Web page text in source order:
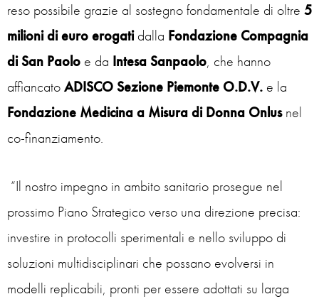
reso possibile grazie al sostegno fondamentale di oltre 5
milioni di euro erogatidalla Fondazione Compagnia
di San Paolo e da Intesa Sanpaolo, che hanno
affiancatoADISCOSezione Piemonte O.D.V. e la
Fondazione Medicina a Misura di Donna Onlusnel
co-finanziamento.
“Il nostro impegno in ambito sanitario prosegue nel
prossimo Piano Strategico verso una direzione precisa:
investire in protocolli sperimentali e nello sviluppo di
soluzioni multidisciplinari che possano evolversi in
modelli replicabili, pronti per essere adottati su larga